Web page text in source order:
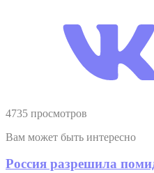
4735 просмотров
Вам может быть интересно
Россия разрешила